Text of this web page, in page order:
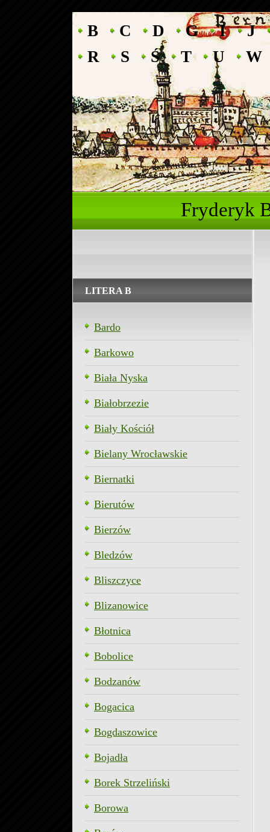
B C D G I
J
R
S Ś T U W
Fryderyk
LITERA B
Bardo
Barkowo
Biała Nyska
Białobrzezie
Biały Kościół
Bielany Wrocławskie
Biernatki
Bierutów
Bierzów
Bledzów
Bliszczyce
Blizanowice
Błotnica
Bobolice
Bodzanów
Bogacica
Bogdaszowice
Bojadła
Borek Strzeliński
Borowa